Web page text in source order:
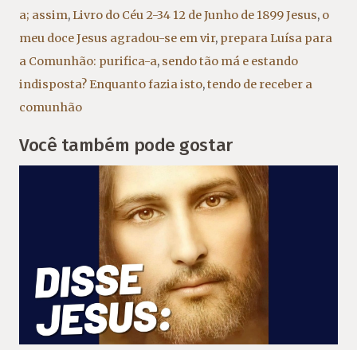
a; assim,Livro do Céu 2-34 12 de Junho de 1899 Jesus, o
meu doce Jesus agradou-se em vir, prepara Luísa para
a Comunhão: purifica-a, sendo tão má e estando
indisposta? Enquanto fazia isto,tendo de receber a
comunhão
Você também pode gostar